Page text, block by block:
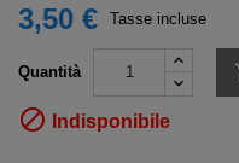
3,50 € Tasse incluse
Quantità
 Indisponibile